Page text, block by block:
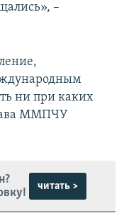
–
ни при каких
ММПЧУ
читать >